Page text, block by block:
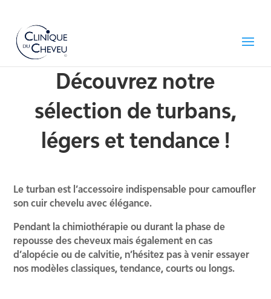
Découvrez notre
sélection de turbans,
légers et tendance !
Le turban est l’accessoire indispensable pour camoufler
son cuir chevelu avec élégance.
Pendant la chimiothérapie ou durant la phase de
repousse des cheveux mais également en cas
d’alopécie ou de calvitie, n’hésitez pas à venir essayer
nos modèles classiques, tendance, courts ou longs.